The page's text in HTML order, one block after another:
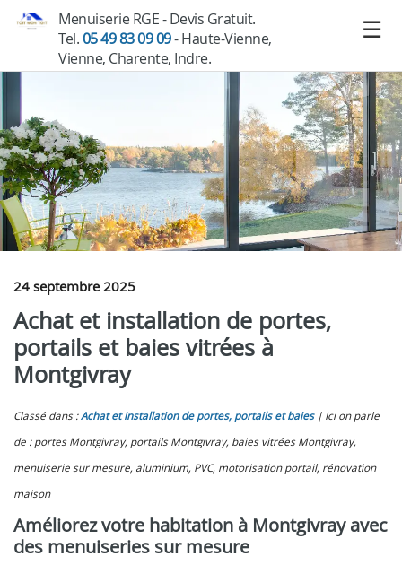
Menuiserie RGE - Devis Gratuit.
Tel.05 49 83 09 09- Haute-Vienne,
Vienne, Charente, Indre.
24 septembre 2025
Achat et installation de portes,
portails et baies vitrées à
Montgivray
Classé dans :Achat et installation de portes, portails et baies
Ici on parle
de : portes Montgivray, portails Montgivray, baies vitrées Montgivray,
menuiserie sur mesure, aluminium, PVC, motorisation portail, rénovation
maison
Améliorez votre habitation à Montgivray avec
des menuiseries sur mesure